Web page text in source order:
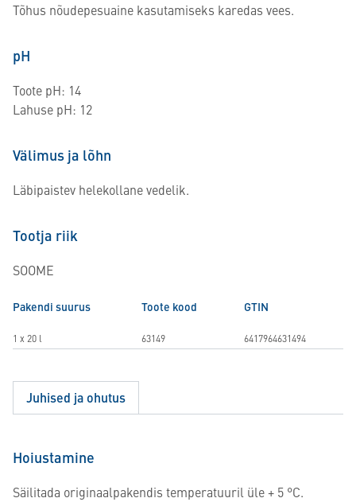
Tõhus nõudepesuaine kasutamiseks karedas vees.
pH
Toote pH: 14
Lahuse pH: 12
Välimus ja lõhn
Läbipaistev helekollane vedelik.
Tootja riik
SOOME
Pakendi suurus Toote kood GTIN
1 x 20 l 63149 6417964631494
Juhised ja ohutus
Hoiustamine
Säilitada originaalpakendis temperatuuril üle + 5 °C.